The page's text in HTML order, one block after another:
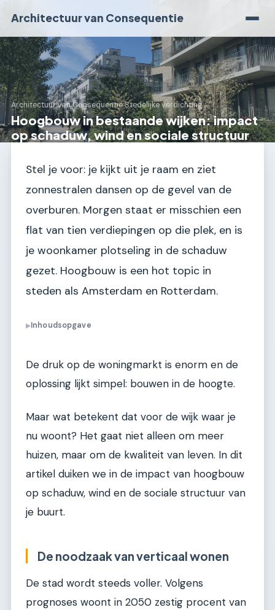
Architectuur van Consequentie
Architectuur van Consequentie›Stedelijke verdichting
Hoogbouw in bestaande wijken: impact
op schaduw, wind en sociale structuur
Stel je voor: je kijkt uit je raam en ziet
zonnestralen dansen op de gevel van de
overburen. Morgen staat er misschien een
flat van tien verdiepingen op die plek, en is
je woonkamer plotseling in de schaduw
gezet. Hoogbouw is een hot topic in
steden als Amsterdam en Rotterdam.
▶Inhoudsopgave
De druk op de woningmarkt is enorm en de
oplossing lijkt simpel: bouwen in de hoogte.
Maar wat betekent dat voor de wijk waar je
nu woont? Het gaat niet alleen om meer
huizen, maar om de kwaliteit van leven. In dit
artikel duiken we in de impact van hoogbouw
op schaduw, wind en de sociale structuur van
je buurt.
De noodzaak van verticaal wonen
De stad wordt steeds voller. Volgens
prognoses woont in 2050 zestig procent van